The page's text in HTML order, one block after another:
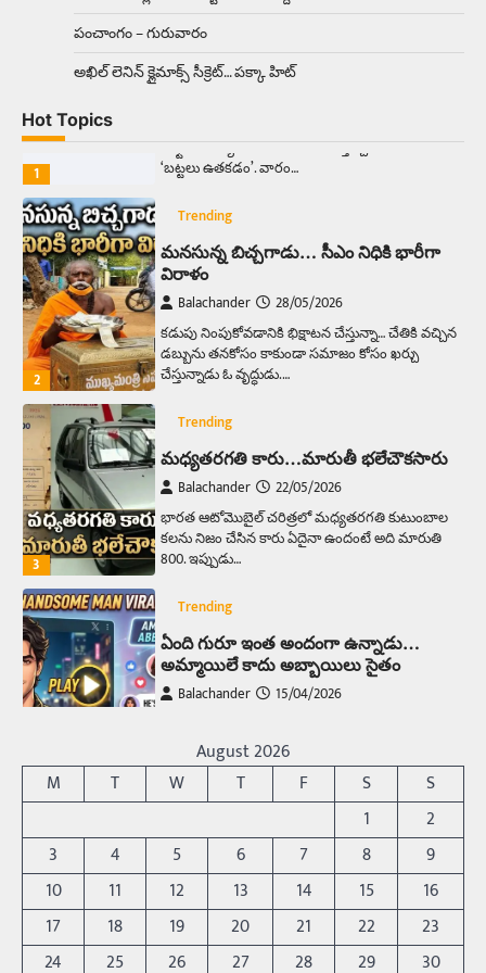
పంచాంగం – గురువారం
అఖిల్‌ లెనిన్ క్లైమాక్స్‌ సీక్రెట్‌… పక్కా హిట్‌
Hot Topics
1
Trending
అక్కడ ఆదివారం బట్టలు ఉతికితే…జైలుకే
సాఫ్ట్‌వేర్ ఉద్యోగి వరకు అందరికీ గుర్తొచ్చే మొదటి పని
‘బట్టలు ఉతకడం’. వారం…
2
Trending
మనసున్న బిచ్చగాడు… సీఎం నిధికి భారీగా
విరాళం
Balachander 28/05/2026
కడుపు నింపుకోవడానికి భిక్షాటన చేస్తున్నా… చేతికి వచ్చిన
డబ్బును తనకోసం కాకుండా సమాజం కోసం ఖర్చు
చేస్తున్నాడు ఓ వృద్ధుడు.…
3
Trending
మధ్యతరగతి కారు…మారుతీ భలేచౌకసారు
Balachander 22/05/2026
భారత ఆటోమొబైల్ చరిత్రలో మధ్యతరగతి కుటుంబాల
కలను నిజం చేసిన కారు ఏదైనా ఉందంటే అది మారుతి
800. ఇప్పుడు…
4
Trending
ఏంది గురూ ఇంత అందంగా ఉన్నాడు…
అమ్మాయిలే కాదు అబ్బాయిలు సైతం
Balachander 15/04/2026
బోమ్మ అని పిలుస్తాం. స్పెయిన్‌ అమ్మాయిలు చాలా
అందంగా ఉంటారనే నానుడి…
రోడ్డుపై ఏరులై పారిన బీర్లు… ఘాటుతో
మండుతున్న నోర్లు
Balachander 15/04/2026
ఉత్తర ప్రదేశ్‌లోని ఝాన్సీ జిల్లాలో ఒక వింతైన రోడ్డు
ప్రమాదం చోటుచేసుకుంది. ఝాన్సీ–కాన్పూర్ జాతీయ
August 2026
M
T W T F S
S
1
2
3
4 5 6 7 8
9
10
11 12 13 14 15
16
17
18 19 20 21 22
23
24
25 26 27 28 29 30